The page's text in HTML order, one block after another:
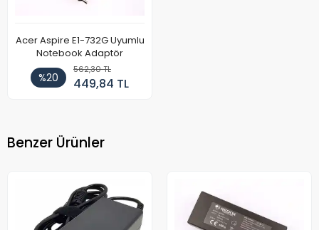
Acer Aspire E1-732G Uyumlu
Notebook Adaptör
%20
562,30 TL
449,84 TL
Benzer Ürünler